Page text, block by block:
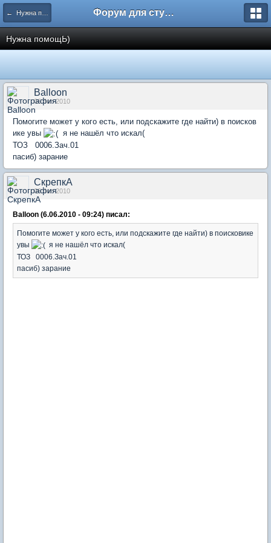
← Нужна помощь Форум для студента СГА
Нужна помощЬ)
Balloon
06 Jun 2010
Помогите может у кого есть, или подскажите где найти) в поисков
ике увы
я не нашёл что искал(
ТОЗ 0006.Зач.01
пасиб) зарание
СкрепкА
06 Jun 2010
Balloon (6.06.2010 - 09:24) писал:
Помогите может у кого есть, или подскажите где найти) в поисковике
увы
я не нашёл что искал(
ТОЗ 0006.Зач.01
пасиб) зарание